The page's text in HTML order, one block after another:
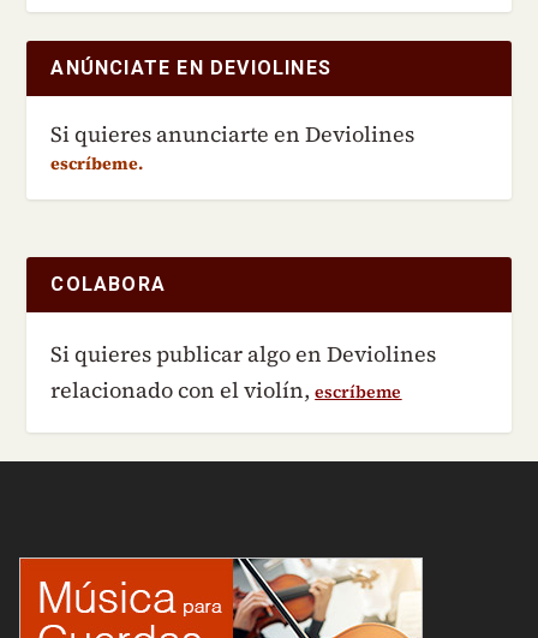
ANÚNCIATE EN DEVIOLINES
Si quieres anunciarte en Deviolines
escríbeme.
COLABORA
Si quieres publicar algo en Deviolines
relacionado con el violín,escríbeme